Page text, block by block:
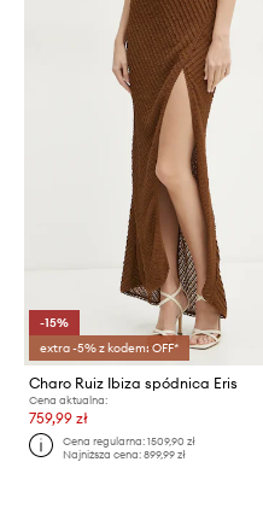
-15%
extra -5% z kodem: OFF*
Charo Ruiz Ibiza spódnica Eris
Cena aktualna:
759,99 zł
Cena regularna:1509,90 zł
Najniższa cena:899,99 zł